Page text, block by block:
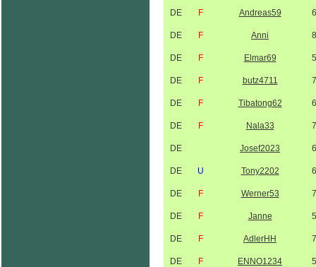
DE F Andreas59
DE F Anni
DE F Elmar69
DE F butz4711
DE F Tibatong62
DE F Nala33
DE Josef2023
DE U Tony2202
DE F Werner53
DE F Janne
DE F AdlerHH
DE F ENNO1234